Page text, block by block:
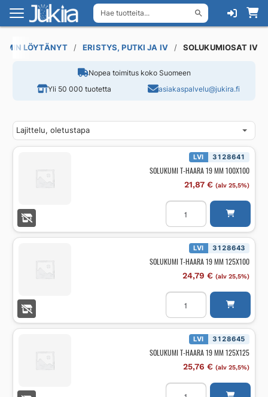
Hae tuotteita...
Siirry
navigointiin
Siirry
sisältöön
LÖYTÄNYT ERISTYS, PUTKI JA IV SOLUKUMIOSAT IV
Nopea toimitus koko Suomeen
Yli 50 000 tuotetta
asiakaspalvelu@jukira.fi
LVI 3128641
SOLUKUMI T-HAARA 19 MM 100X100
21,87 € (alv 25,5%)
SOLUKUMI
HAARA
19
MM
100X100
määrä
LVI 3128643
SOLUKUMI T-HAARA 19 MM 125X100
24,79 € (alv 25,5%)
SOLUKUMI
HAARA
19
MM
125X100
määrä
LVI 3128645
SOLUKUMI T-HAARA 19 MM 125X125
25,76 € (alv 25,5%)
SOLUKUMI